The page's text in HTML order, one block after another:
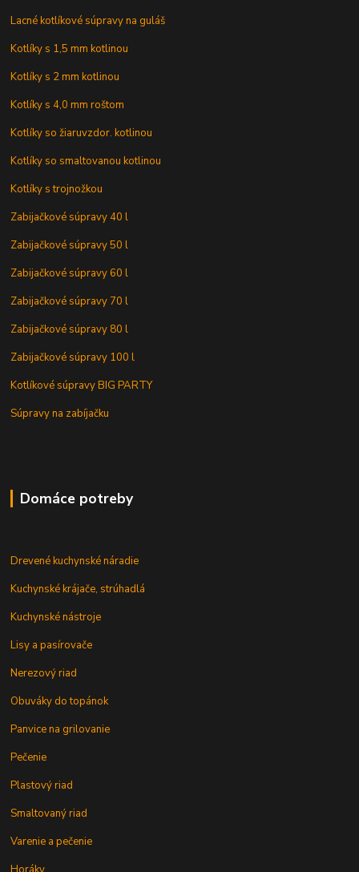
Lacné kotlíkové súpravy na guláš
Kotlíky s 1,5 mm kotlinou
Kotlíky s 2 mm kotlinou
Kotlíky s 4,0 mm roštom
Kotlíky so žiaruvzdor. kotlinou
Kotlíky so smaltovanou kotlinou
Kotlíky s trojnožkou
Zabijačkové súpravy 40 l
Zabijačkové súpravy 50 l
Zabijačkové súpravy 60 l
Zabijačkové súpravy 70 l
Zabijačkové súpravy 80 l
Zabijačkové súpravy 100 l
Kotlíkové súpravy BIG PARTY
Súpravy na zabíjačku
Domáce potreby
Drevené kuchynské náradie
Kuchynské krájače, strúhadlá
Kuchynské nástroje
Lisy a pasírovače
Nerezový riad
Obuváky do topánok
Panvice na grilovanie
Pečenie
Plastový riad
Smaltovaný riad
Varenie a pečenie